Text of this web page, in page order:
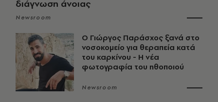
διάγνωση άνοιας
Newsroom
O Γιώργος Παράσχος ξανά στο
νοσοκομείο για θεραπεία κατά
του καρκίνου - Η νέα
φωτογραφία του ηθοποιού
Newsroom